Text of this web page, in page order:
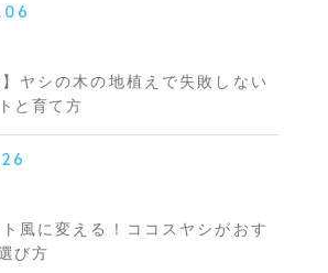
】ヤシの木の地植えで失敗しない
と育て方
風に変える！ココスヤシがおす
び方